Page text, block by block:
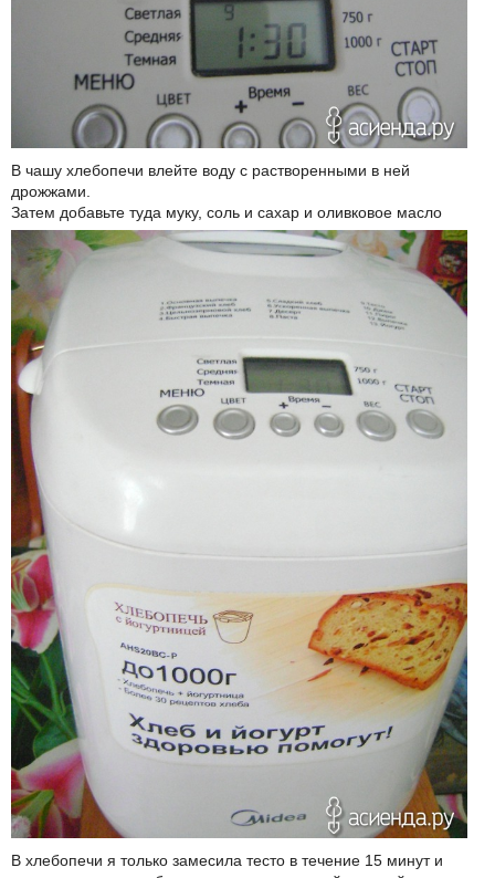
В чашу хлебопечи влейте воду с растворенными в ней
дрожжами.
Затем добавьте туда муку, соль и сахар и оливковое масло
В хлебопечи я только замесила тесто в течение 15 минут и